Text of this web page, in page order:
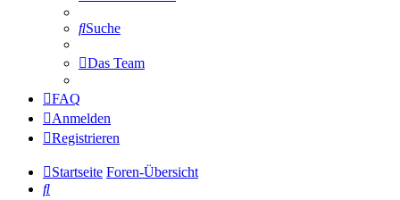
Suche
Das Team
FAQ
Anmelden
Registrieren
Startseite Foren-Übersicht
Suche